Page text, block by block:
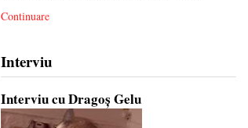
Continuare
Interviu
Interviu cu Dragoș Gelu